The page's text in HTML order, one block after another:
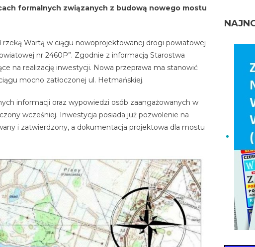
formalnych związanych z budową nowego mostu
rzeką Wartą w ciągu nowoprojektowanej drogi powiatowej
nr 2460P”. Zgodnie z informacją Starostwa
na realizację inwestycji. Nowa przeprawa ma stanowić
mocno zatłoczonej ul. Hetmańskiej.
informacji oraz wypowiedzi osób zaangażowanych w
wcześniej. Inwestycja posiada już pozwolenie na
i zatwierdzony, a dokumentacja projektowa dla mostu